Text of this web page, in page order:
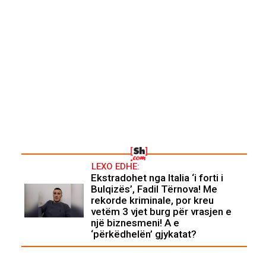
LEXO EDHE:
Ekstradohet nga Italia ‘i forti i
Bulqizës’, Fadil Tërnova! Me
rekorde kriminale, por kreu
vetëm 3 vjet burg për vrasjen e
një biznesmeni! A e
‘përkëdhelën’ gjykatat?